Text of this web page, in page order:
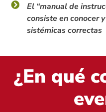
El “manual de
consiste en conocer
sistémicas correctas
¿En qué